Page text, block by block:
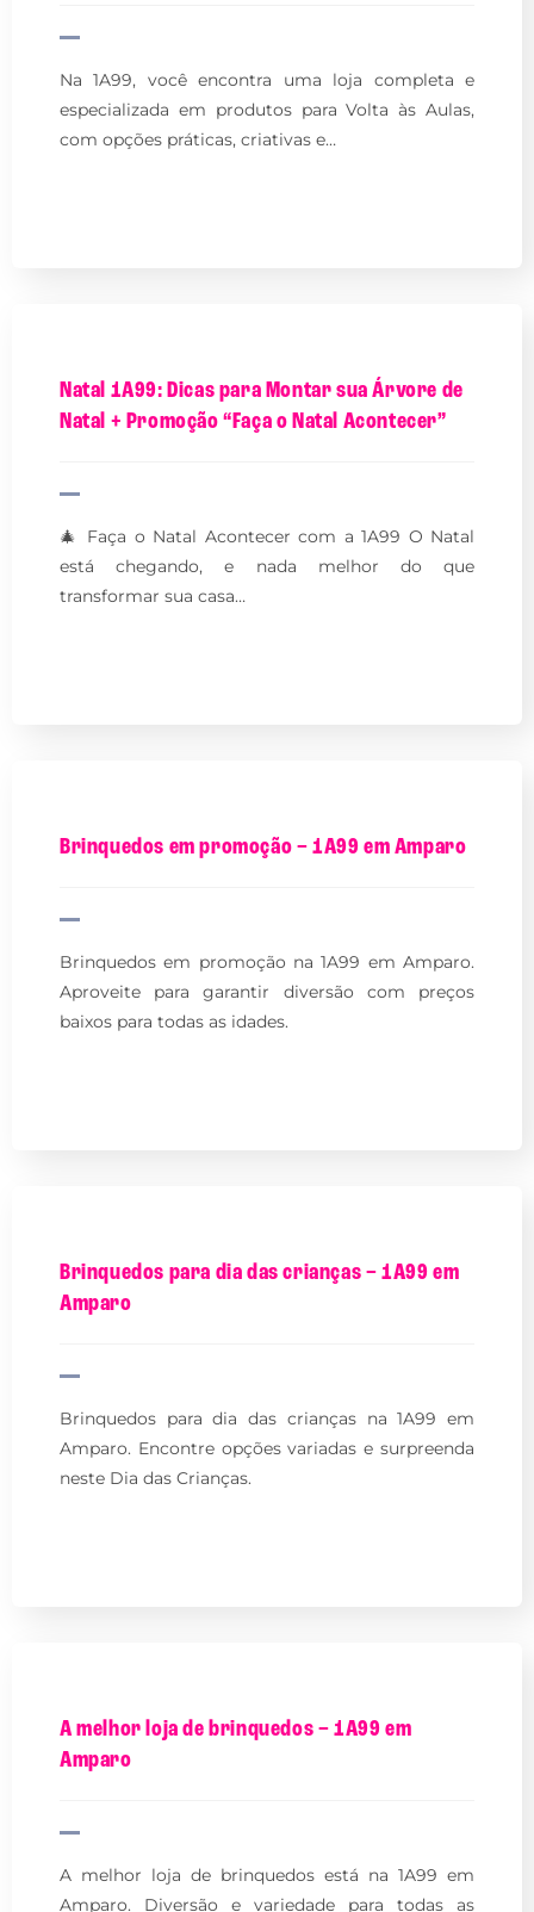
Na 1A99, você encontra uma loja completa e
especializada em produtos para Volta às Aulas,
com opções práticas, criativas e…
Natal 1A99: Dicas para Montar sua Árvore de
Natal + Promoção “Faça o Natal Acontecer”
🎄 Faça o Natal Acontecer com a 1A99 O Natal
está chegando, e nada melhor do que
transformar sua casa…
Brinquedos em promoção – 1A99 em Amparo
Brinquedos em promoção na 1A99 em Amparo.
Aproveite para garantir diversão com preços
baixos para todas as idades.
Brinquedos para dia das crianças – 1A99 em
Amparo
Brinquedos para dia das crianças na 1A99 em
Amparo. Encontre opções variadas e surpreenda
neste Dia das Crianças.
A melhor loja de brinquedos – 1A99 em
Amparo
A melhor loja de brinquedos está na 1A99 em
Amparo. Diversão e variedade para todas as